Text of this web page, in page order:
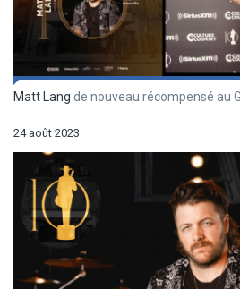
Matt Lang de nouveau récompensé au
24 août 2023